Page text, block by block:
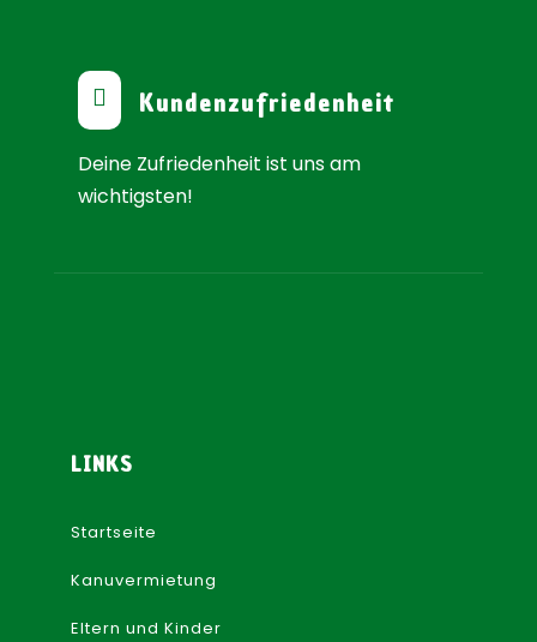
 Kundenzufriedenheit
Deine Zufriedenheit ist uns am
wichtigsten!
LINKS
Startseite
Kanuvermietung
Eltern und Kinder